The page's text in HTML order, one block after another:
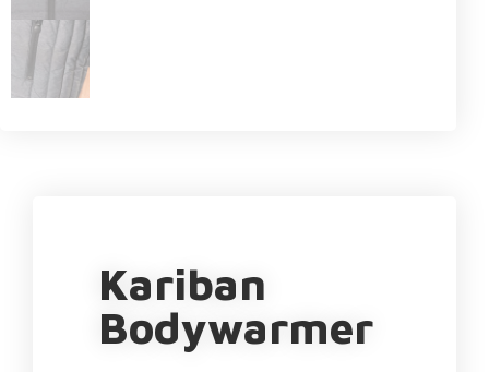
Kariban
Bodywarmer